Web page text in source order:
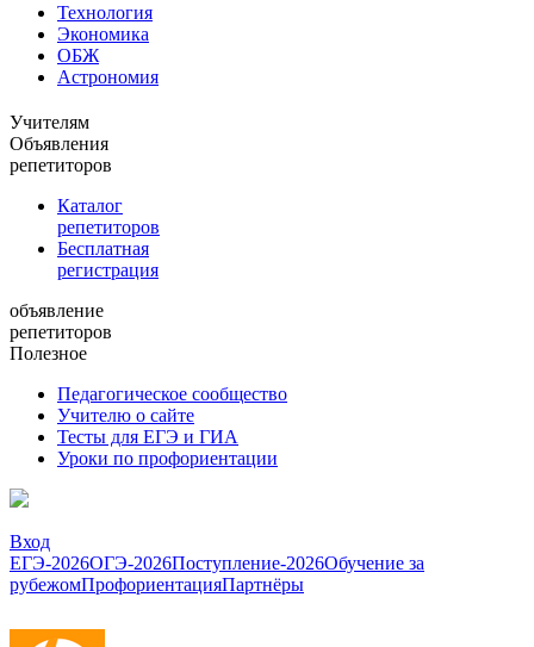
Технология
Экономика
ОБЖ
Астрономия
Учителям
Объявления
репетиторов
Каталог
репетиторов
Бесплатная
регистрация
объявление
репетиторов
Полезное
Педагогическое сообщество
Учителю о сайте
Тесты для ЕГЭ и ГИА
Уроки по профориентации
Вход
ЕГЭ-2026ОГЭ-2026Поступление-2026Обучение за
рубежомПрофориентацияПартнёры